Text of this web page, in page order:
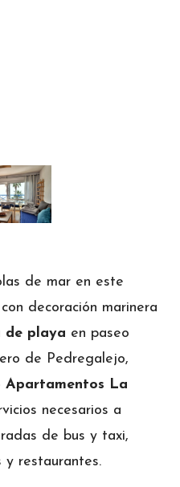
de mar en este
decoración marinera
de playa en paseo
de Pedregalejo,
Apartamentos La
necesarios a
de bus y taxi,
y restaurantes.